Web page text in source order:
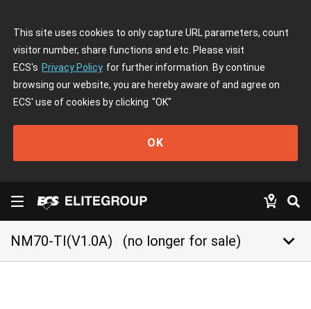
This site uses cookies to only capture URL parameters, count
visitor number, share functions and etc. Please visit
ECS's Privacy Policy for further information. By continue
browsing our website, you are hereby aware of and agree on
ECS' use of cookies by clicking "OK"
OK
NM70-TI(V1.0A) (no longer for sale) keyboard_arrow_down